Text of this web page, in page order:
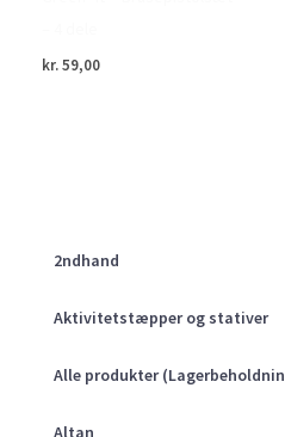
2ndhand
Aktivitetstæpper og stativer
Alle produkter
Altan
kr.59,00